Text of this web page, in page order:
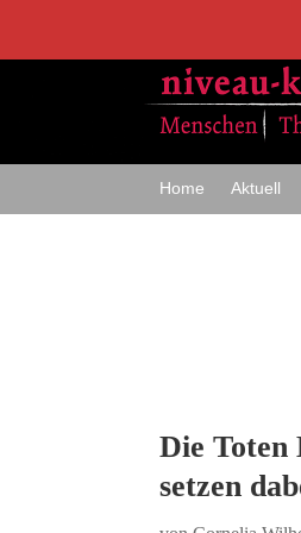
Home Aktuell
Die Toten
setzen